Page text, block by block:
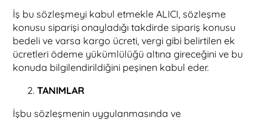
İş bu sözleşmeyi kabul etmekle ALICI, sözleşme
konusu siparişi onayladığı takdirde sipariş konusu
bedeli ve varsa kargo ücreti, vergi gibi belirtilen ek
ücretleri ödeme yükümlülüğü altına gireceğini ve bu
konuda bilgilendirildiğini peşinen kabul eder.
TANIMLAR
İşbu sözleşmenin uygulanmasında ve